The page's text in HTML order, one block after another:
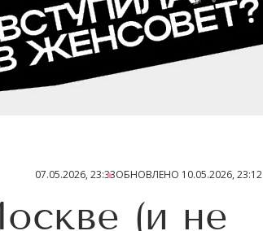
07.05.2026, 23:33ОБНОВЛЕНО 10.05.2026, 23:12
(и не